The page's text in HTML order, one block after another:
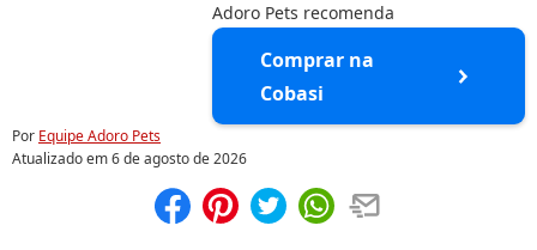
Adoro Pets recomenda
Comprar na
Cobasi
Por Equipe Adoro Pets
Atualizado em6 de agosto de 2026